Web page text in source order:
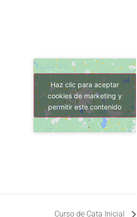
Haz clic para aceptar
cookies de marketing y
permitir este contenido
Curso de Cata Inicial